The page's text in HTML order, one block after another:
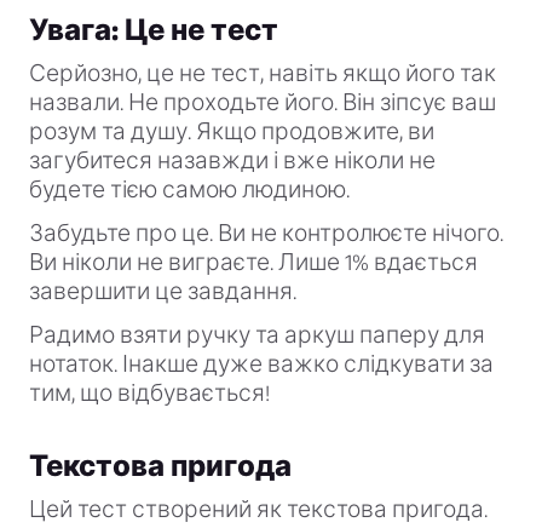
Увага: Це не тест
Серйозно, це не тест, навіть якщо його так
назвали. Не проходьте його. Він зіпсує ваш
розум та душу. Якщо продовжите, ви
загубитеся назавжди і вже ніколи не
будете тією самою людиною.
Забудьте про це. Ви не контролюєте нічого.
Ви ніколи не виграєте. Лише 1% вдається
завершити це завдання.
Радимо взяти ручку та аркуш паперу для
нотаток. Інакше дуже важко слідкувати за
тим, що відбувається!
Текстова пригода
Цей тест створений як текстова пригода.